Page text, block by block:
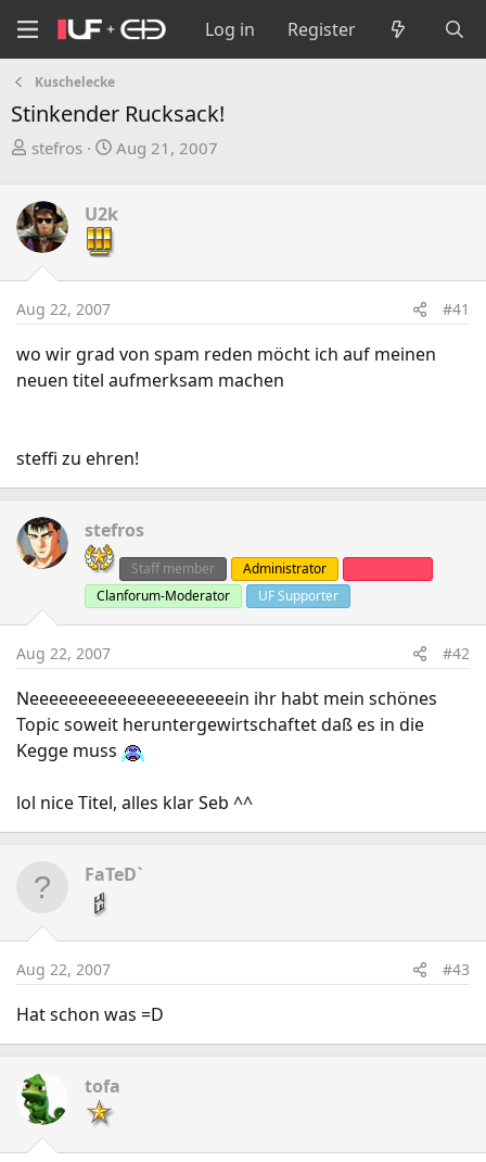
Log in Register
Kuschelecke
Stinkender Rucksack!
T
e
a
d
t
r
t
stefros
S
r
Aug 21, 2007
U2k
Aug 22, 2007 #41
wo wir grad von spam reden möcht ich auf meinen
neuen titel aufmerksam machen
steffi zu ehren!
stefros
Staff member Administrator
Clanforum-Moderator
UF Supporter
Aug 22, 2007 #42
Neeeeeeeeeeeeeeeeeeeeein ihr habt mein schönes
Topic soweit heruntergewirtschaftet daß es in die
Kegge muss
lol nice Titel, alles klar Seb ^^
FaTeD`
Aug 22, 2007 #43
Hat schon was =D
tofa